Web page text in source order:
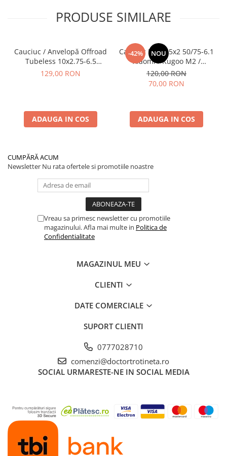
PRODUSE SIMILARE
Cauciuc / Anvelopă Offroad
Tubeless 10x2.75-6.5
KuKirin G2/G2 Master 2025
129,00 RON
ADAUGA IN COS
-42% NOU
Cauciuc Plin 8.5x2 50/75-6.1
Xiaomi / Kugoo M2 /
Ducati/Evergreen/Motus/
120,00 RON
70,00 RON
ADAUGA IN COS
CUMPĂRĂ ACUM
Newsletter Nu rata ofertele si promotiile noastre
Vreau sa primesc newsletter cu promotiile
magazinului. Afla mai multe in Politica de
Confidentialitate
MAGAZINUL MEU
CLIENTI
DATE COMERCIALE
SUPORT CLIENTI
0777028710
comenzi@doctortrotineta.ro
SOCIAL URMARESTE-NE IN SOCIAL MEDIA